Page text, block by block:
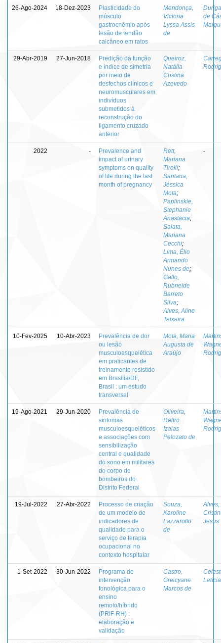
26-Ago-2024 18-Dez-2023
Plasticidade do
músculo
gastrocnêmio após
lesão de tendão
calcâneo em ratos
Mendonça,
Victoria
Lyssa Assis
de
de
29-Abr-2019 27-Jun-2018
Predição da função
e índice de simetria
por meio de
desfechos clínicos e
neuromusculares em
indivíduos
submetidos à
reconstrução do
ligamento cruzado
anterior
Queiroz,
Natália
Cristina
Azevedo
2022 -
Prevalence and
impact of urinary
symptoms on quality
of life during the last
month of pregnancy
Rett,
Mariana
Tirolli;
Santana,
Jéssica
Mota;
Paplinskie,
Stephanie
Anastacia;
Salata,
Mariana
Cecchi;
Lima, Élio
Armando
Nunes de;
Gallo,
Rubneide
Barreto
Silva;
Alves, Aline
Teixeira
-
10-Fev-2025 10-Abr-2023
Prevalência de dor
ou lesão
musculoesquelética
em praticantes de
treinamento resistido
em Brasília/DF,
Brasil : um estudo
transversal
Mota, Maria
Augusta de
Araújo
19-Ago-2021 29-Jun-2020
Prevalência de
sintomas
musculoesqueléticos
e associações com
sensibilização
central e qualidade
do sono em militares
do corpo de
bombeiros do
Distrito Federal
Oliveira,
Daltro
Izaias
Pelozato de
19-Jul-2022 27-Abr-2022
Processo de criação
de um modelo de
indicadores de
qualidade para o
serviço de terapia
ocupacional no
contexto hospitalar
Souza,
Karoline
Lazzarotto
de
Alves,
Jesus
1-Set-2022 30-Jun-2022
Programa de
intervenção
fonológica para o
ensino
remoto/híbrido
(PRIF-RH) :
elaboração e
validação
Castro,
Greicyane
Marcos de